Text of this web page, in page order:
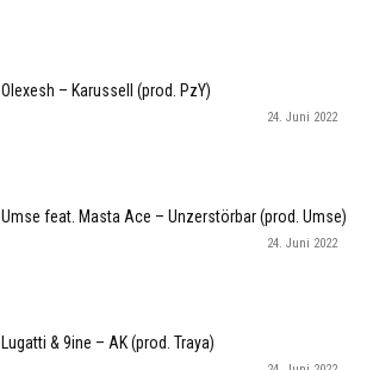
Olexesh – Karussell (prod. PzY)
24. Juni 2022
Umse feat. Masta Ace – Unzerstörbar (prod. Umse)
24. Juni 2022
Lugatti & 9ine – AK (prod. Traya)